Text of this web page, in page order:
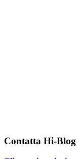
Contatta Hi-Blog